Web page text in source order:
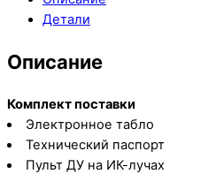
Детали
Описание
Комплект поставки
Электронное табло
Технический паспорт
Пульт ДУ на ИК-лучах